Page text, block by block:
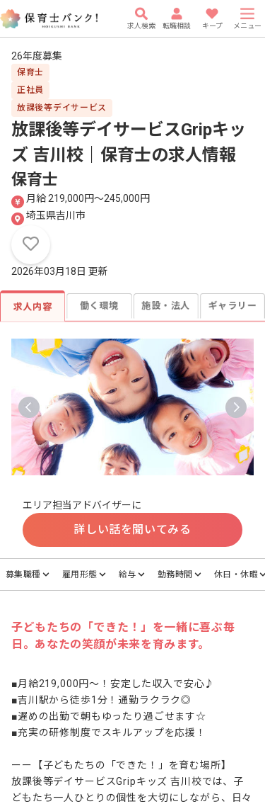
求人検索 転職相談 キープ メニュー
26年度募集
保育士
正社員
放課後等デイサービス
放課後等デイサービスGripキッ
ズ 吉川校｜保育士の求人情報
保育士
月給 219,000円〜245,000円
埼玉県吉川市
2026年03月18日 更新
求人内容 働く環境 施設・法人 ギャラリー
エリア担当アドバイザーに
詳しい話を聞いてみる
募集職種 雇用形態 給与 勤務時間 休日・休暇
子どもたちの「できた！」を一緒に喜ぶ毎
日。あなたの笑顔が未来を育みます。
■月給219,000円～！安定した収入で安心♪
■吉川駅から徒歩1分！通勤ラクラク◎
■遅めの出勤で朝もゆったり過ごせます☆
■充実の研修制度でスキルアップを応援！
ーー【子どもたちの「できた！」を育む場所】
放課後等デイサービスGripキッズ 吉川校では、子
どもたち一人ひとりの個性を大切にしながら、日々